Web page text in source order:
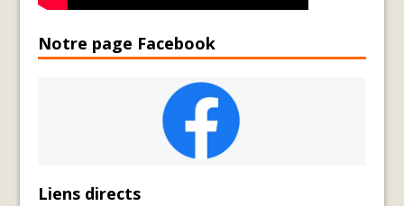
Notre page Facebook
Liens directs